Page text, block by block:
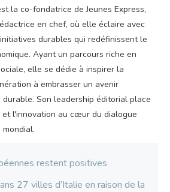
la co-fondatrice de Jeunes Express,
en chef, où elle éclaire avec
durables qui redéfinissent le
Ayant un parcours riche en
elle se dédie à inspirer la
à embrasser un avenir
durable. Son leadership éditorial place
l'innovation au cœur du dialogue
restent positives
27 villes d’Italie en raison de la